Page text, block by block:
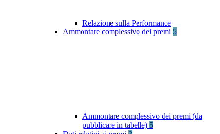
Relazione sulla Performance
Ammontare complessivo dei premi 5
Ammontare complessivo dei premi (da
pubblicare in tabelle) 5